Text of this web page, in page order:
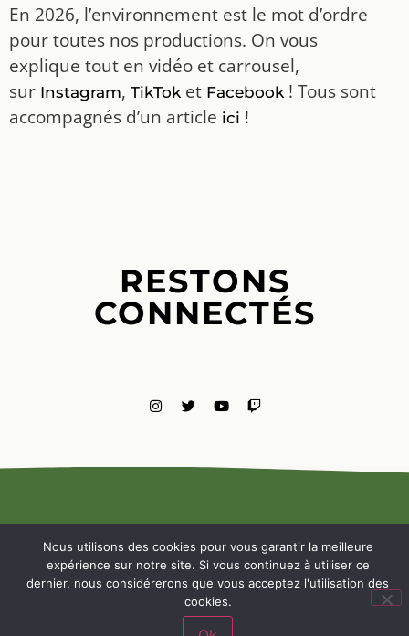
En 2026, l’environnement est le mot d’ordre
pour toutes nos productions. On vous
explique tout en vidéo et carrousel,
sur Instagram, TikToket Facebook! Tous sont
accompagnés d’un article ici !
RESTONS
CONNECTÉS
MENTIONS
LÉGALES
NOUS
Nous utilisons des cookies pour vous garantir la meilleure
expérience sur notre site. Si vous continuez à utiliser ce
dernier, nous considérerons que vous acceptez l'utilisation des
cookies.